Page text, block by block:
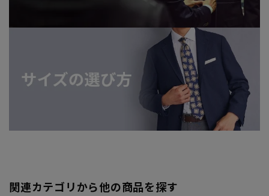
関連カテゴリから他の商品を探す